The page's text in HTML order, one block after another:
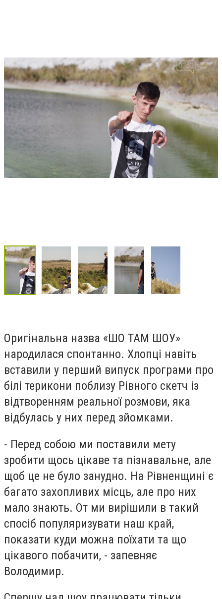
Оригінальна назва «ШО ТАМ ШОУ»
народилася спонтанно. Хлопці навіть
вставили у перший випуск програми про
білі терикони поблизу Рівного скетч із
відтворенням реальної розмови, яка
відбулась у них перед зйомками.
- Перед собою ми поставили мету
зробити щось цікаве та пізнавальне, але
щоб це не було занудно. На Рівненщині є
багато захопливих місць, але про них
мало знають. От ми вирішили в такий
спосіб популяризувати наш край,
показати куди можна поїхати та що
цікавого побачити, - запевняє
Володимир.